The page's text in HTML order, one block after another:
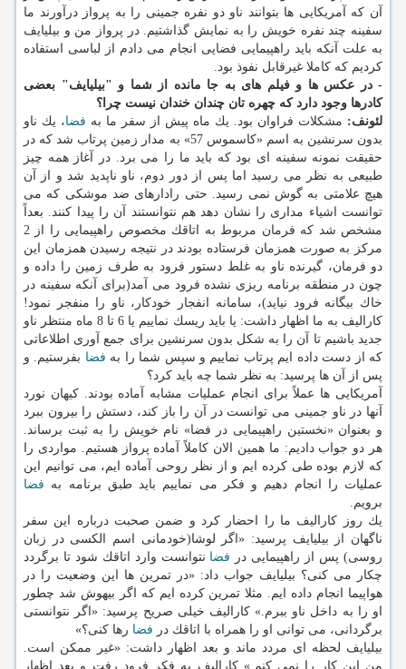
آن كه آمریكایی ها بتوانند ناو دو نفره جمینی را به پرواز درآورند ما
سفینه چند نفره خویش را به نمایش گذاشتیم. در پرواز من و بیلیایف
به علت آنكه باید راهپیمایی فضایی انجام می دادم از لباسی استفاده
كردیم كه كاملا غیرقابل نفوذ بود.
- در عكس ها و فیلم های به جا مانده از شما و "بیلیایف" بعضی
كادرها وجود دارد كه چهره تان چندان خندان نیست چرا؟
لئونف: مشكلات فراوان بود. یك ماه پیش از سفر ما به فضا، یك ناو
بدون سرنشین به اسم «كاسموس 57» به مدار زمین پرتاب شد كه در
حقیقت نمونه سفینه ای بود كه باید ما را می برد. در آغاز همه چیز
طبیعی به نظر می رسید اما پس از دور دوم، ناو ناپدید شد و از آن
هیچ علامتی به گوش نمی رسید. حتی رادارهای ضد موشكی كه می
توانست اشیاء مداری را نشان دهد هم نتوانستند آن را پیدا كنند. بعداً
مشخص شد كه فرمان مربوط به اتاقك مخصوص راهپیمایی را از 2
مركز به صورت همزمان فرستاده بودند در نتیجه رسیدن همزمان این
دو فرمان، گیرنده ناو به غلط دستور فرود به طرف زمین را داده و
چون در منطقه برنامه ریزی نشده فرود می آمد(برای آنكه سفینه در
خاك بیگانه فرود نیاید)، سامانه انفجار خودكار، ناو را منفجر نمود!
كارالیف به ما اظهار داشت: یا باید ریسك نماییم یا 6 تا 8 ماه منتظر ناو
جدید باشیم تا آن را به شكل بدون سرنشین برای جمع آوری اطلاعاتی
كه از دست داده ایم پرتاب نماییم و سپس شما را به فضا بفرستیم. و
پس از آن ها پرسید: به نظر شما چه باید كرد؟
آمریكایی ها عملاً برای انجام عملیات مشابه آماده بودند. كیهان نورد
آنها در ناو جمینی می توانست در آن را باز كند، دستش را بیرون ببرد
و بعنوان «نخستین راهپیمایی در فضا» نام خویش را به ثبت برساند.
هر دو جواب دادیم: ما همین الان كاملاً آماده پرواز هستیم. مواردی را
كه لازم بوده طی كرده ایم و از نظر روحی آماده ایم، می توانیم این
عملیات را انجام دهیم و فكر می نماییم باید طبق برنامه به فضا
برویم.
یك روز كارالیف ما را احضار كرد و ضمن صحبت درباره این سفر
ناگهان از بیلیایف پرسید: «اگر لوشا(خودمانی اسم الكسی در زبان
روسی) پس از راهپیمایی در فضا نتوانست وارد اتاقك شود تا برگردد
چكار می كنی؟ بیلیایف جواب داد: «در تمرین ها این وضعیت را در
هواپیما انجام داده ایم. مثلا تمرین كرده ایم كه اگر بیهوش شد چطور
او را به داخل ناو ببرم.» كارالیف خیلی صریح پرسید: «اگر نتوانستی
برگردانی، می توانی او را همراه با اتاقك در فضا رها كنی؟»
بیلیایف لحظه ای مردد ماند و بعد اظهار داشت: «غیر ممكن است.
من این كار را نمی كنم.» كارالیف به فكر فرود رفت و بعد اظهار